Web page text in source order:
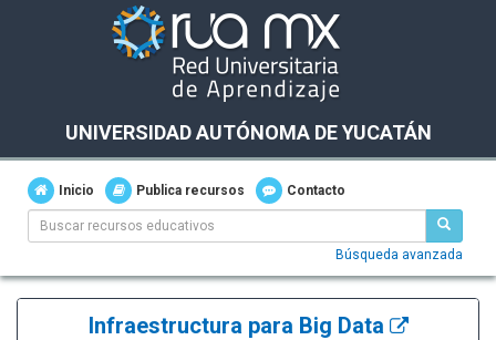
UNIVERSIDAD AUTÓNOMA DE YUCATÁN
Inicio Publica recursos Contacto
Búsqueda avanzada
Infraestructura para Big Data